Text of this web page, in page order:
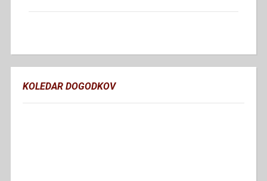
KOLEDAR DOGODKOV